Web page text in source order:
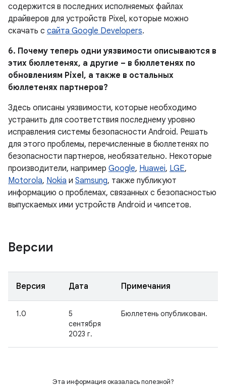
содержится в последних исполняемых файлах
драйверов для устройств Pixel, которые можно
скачать с сайта Google Developers.
6. Почему теперь одни уязвимости описываются в
этих бюллетенях, а другие – в бюллетенях по
обновлениям Pixel, а также в остальных
бюллетенях партнеров?
Здесь описаны уязвимости, которые необходимо
устранить для соответствия последнему уровню
исправления системы безопасности Android. Решать
для этого проблемы, перечисленные в бюллетенях по
безопасности партнеров, необязательно. Некоторые
производители, например Google, Huawei, LGE,
Motorola, Nokia и Samsung, также публикуют
информацию о проблемах, связанных с безопасностью
выпускаемых ими устройств Android и чипсетов.
Версии
Версия Дата Примечания
1.0
5
сентября
2023 г.
Бюллетень опубликован.
Эта информация оказалась полезной?